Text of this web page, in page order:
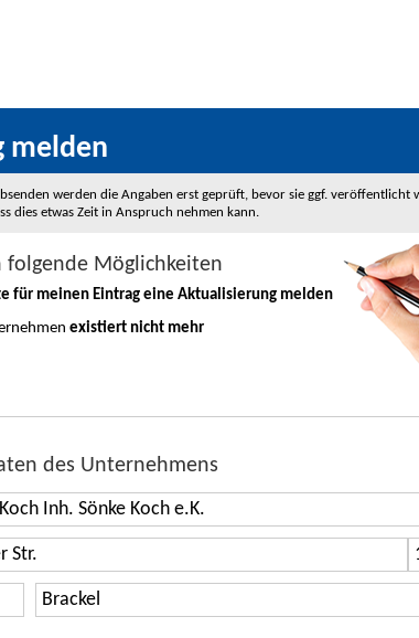
melden
werden die Angaben erst geprüft, bevor sie ggf. veröffentlicht
dies etwas Zeit in Anspruch nehmen kann.
folgende Möglichkeiten
für meinen Eintrag eine Aktualisierungmelden
existiert nicht mehr
des Unternehmens